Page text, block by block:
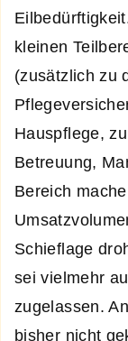
kleinen
(zusätzlich zu
Hauspflege,
Betreuung,
Bereich
Schieflage
sei vielmehr
zugelassen.
bisher nicht